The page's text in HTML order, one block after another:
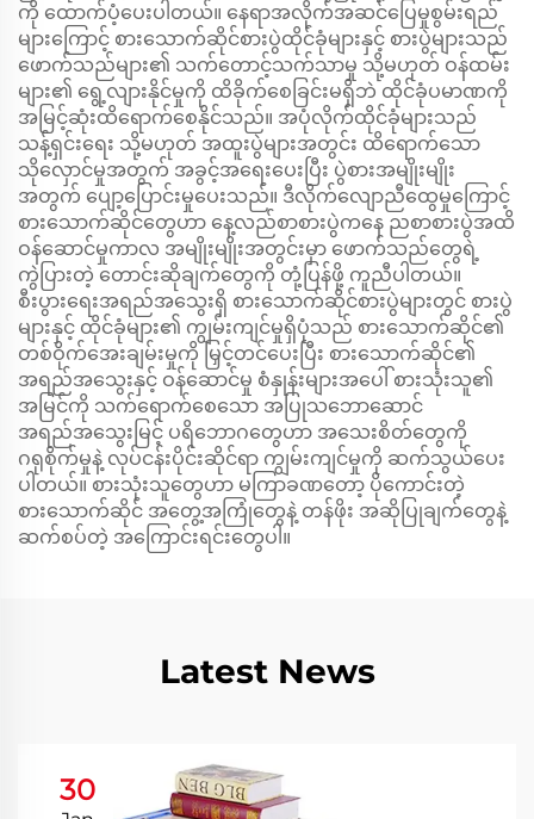
ကို ထောက်ပံ့ပေးပါတယ်။ နေရာအလိုက်အဆင်ပြေမှုစွမ်းရည်
များကြောင့် စားသောက်ဆိုင်စားပွဲထိုင်ခုံများနှင့် စားပွဲများသည်
ဖောက်သည်များ၏ သက်တောင့်သက်သာမှု သို့မဟုတ် ဝန်ထမ်း
များ၏ ရွေ့လျားနိုင်မှုကို ထိခိုက်စေခြင်းမရှိဘဲ ထိုင်ခုံပမာဏကို
အမြင့်ဆုံးထိရောက်စေနိုင်သည်။ အပုံလိုက်ထိုင်ခုံများသည်
သန့်ရှင်းရေး သို့မဟုတ် အထူးပွဲများအတွင်း ထိရောက်သော
သိုလှောင်မှုအတွက် အခွင့်အရေးပေးပြီး ပွဲစားအမျိုးမျိုး
အတွက် ပျော့ပြောင်းမှုပေးသည်။ ဒီလိုက်လျောညီထွေမှုကြောင့်
စားသောက်ဆိုင်တွေဟာ နေ့လည်စာစားပွဲကနေ ညစာစားပွဲအထိ
ဝန်ဆောင်မှုကာလ အမျိုးမျိုးအတွင်းမှာ ဖောက်သည်တွေရဲ့
ကွဲပြားတဲ့ တောင်းဆိုချက်တွေကို တုံ့ပြန်ဖို့ ကူညီပါတယ်။
စီးပွားရေးအရည်အသွေးရှိ စားသောက်ဆိုင်စားပွဲများတွင် စားပွဲ
များနှင့် ထိုင်ခုံများ၏ ကျွမ်းကျင်မှုရှိပုံသည် စားသောက်ဆိုင်၏
တစ်ဝိုက်အေးချမ်းမှုကို မြှင့်တင်ပေးပြီး စားသောက်ဆိုင်၏
အရည်အသွေးနှင့် ဝန်ဆောင်မှု စံနှုန်းများအပေါ် စားသုံးသူ၏
အမြင်ကို သက်ရောက်စေသော အပြုသဘောဆောင်
အရည်အသွေးမြင့် ပရိဘောဂတွေဟာ အသေးစိတ်တွေကို
ဂရုစိုက်မှုနဲ့ လုပ်ငန်းပိုင်းဆိုင်ရာ ကျွမ်းကျင်မှုကို ဆက်သွယ်ပေး
ပါတယ်။ စားသုံးသူတွေဟာ မကြာခဏတော့ ပိုကောင်းတဲ့
စားသောက်ဆိုင် အတွေ့အကြုံတွေနဲ့ တန်ဖိုး အဆိုပြုချက်တွေနဲ့
ဆက်စပ်တဲ့ အကြောင်းရင်းတွေပါ။
Latest News
30